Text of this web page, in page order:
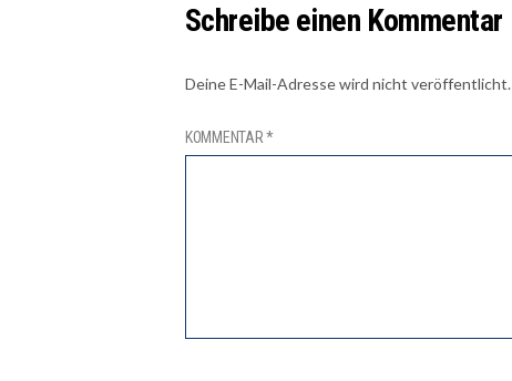
Schreibe einen Kommentar
Deine E-Mail-Adresse wird nicht veröffentlicht.
KOMMENTAR*